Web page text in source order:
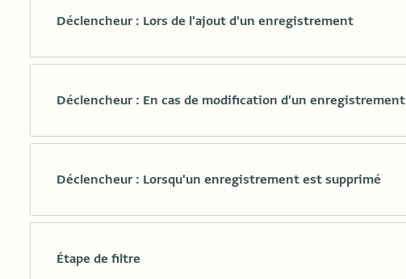
Déclencheur : Lors de l'ajout d'un enregistrement
Déclencheur : En cas de modification d'un enregistrement
Déclencheur : Lorsqu'un enregistrement est supprimé
Étape de filtre